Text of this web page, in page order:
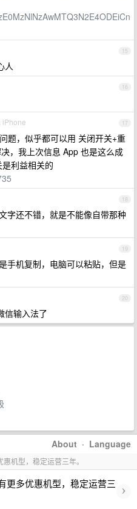
15
人
16
17
iPhone
题，似乎都可以用 关闭开关+重
，我上次信息 App 也是这么成
利益相关的
18
字还不错，就是不能像自带那种
19
手机复制，电脑可以粘贴，但是
20
信输入法了
About · Language
机型，稳定运营三年。
更多优惠机型，稳定运营三 ›